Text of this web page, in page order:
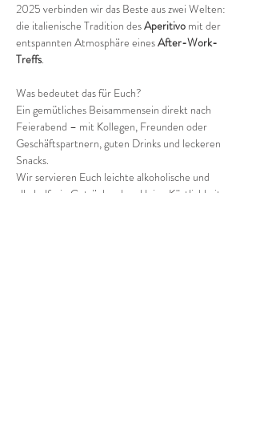
2025 verbinden wir das Beste aus zwei Welten:
die italienische Tradition des Aperitivo mit der
entspannten Atmosphäre eines After-Work-
Treffs.
Was bedeutet das für Euch?
Ein gemütliches Beisammensein direkt nach
Feierabend – mit Kollegen, Freunden oder
Geschäftspartnern, guten Drinks und leckeren
Snacks.
Wir servieren Euch leichte alkoholische und
alkoholfreie Getränke, dazu kleine Köstlichkeiten